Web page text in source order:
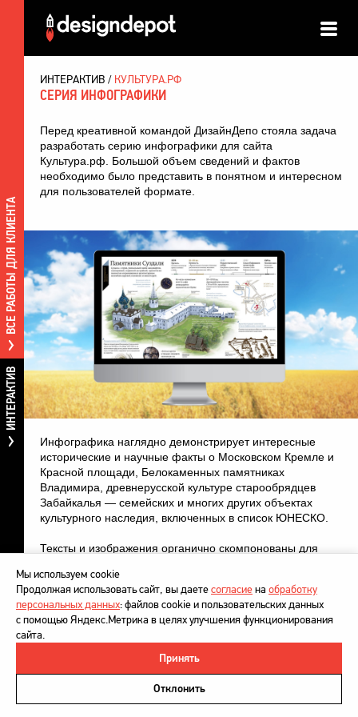
ВСЕ РАБОТЫ ДЛЯ КЛИЕНТА
ИНТЕРАКТИВ
ИНТЕРАКТИВ КУЛЬТУРА.РФ
СЕРИЯ ИНФОГРАФИКИ
Перед креативной командой ДизайнДепо стояла задача
разработать серию инфографики для сайта
Культура.рф. Большой объем сведений и фактов
необходимо было представить в понятном и интересном
для пользователей формате.
Инфографика наглядно демонстрирует интересные
исторические и научные факты о Московском Кремле и
Красной площади, Белокаменных памятниках
Владимира, древнерусской культуре старообрядцев
Забайкалья — семейских и многих других объектах
культурного наследия, включенных в список ЮНЕСКО.
Тексты и изображения органично скомпонованы для
Все иллюстрации и элементы графики созданы
художником от руки специально для проекта.
Политика в отношении обработки персональных данных
Напишите нам
Мы используем cookie
Продолжая использовать сайт, вы даетесогласиена обработку
персональных данных: файлов cookie и пользовательских данных
с помощью Яндекс.Метрика в целях улучшения функционирования
сайта.
Принять
Отклонить